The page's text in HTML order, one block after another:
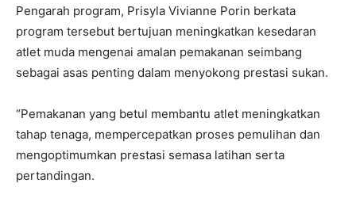
Pengarah program, Prisyla Vivianne Porin berkata
program tersebut bertujuan meningkatkan kesedaran
atlet muda mengenai amalan pemakanan seimbang
sebagai asas penting dalam menyokong prestasi sukan.
“Pemakanan yang betul membantu atlet meningkatkan
tahap tenaga, mempercepatkan proses pemulihan dan
mengoptimumkan prestasi semasa latihan serta
pertandingan.